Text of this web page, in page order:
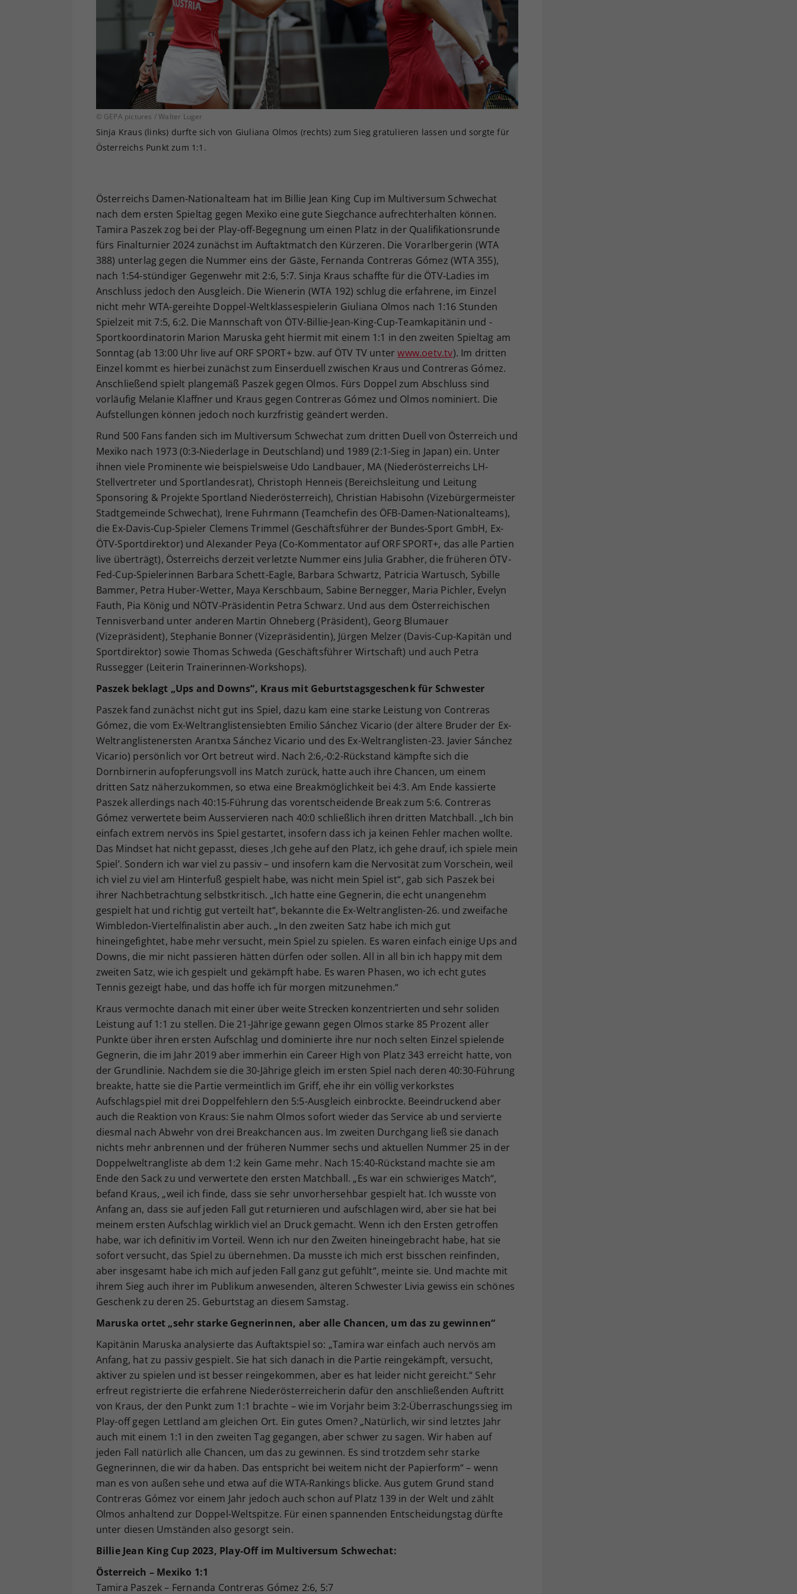
© GEPA pictures / Walter Luger
Sinja Kraus (links) durfte sich von Giuliana Olmos (rechts) zum Sieg gratulieren lassen und sorgte für
Österreichs Punkt zum 1:1.
Österreichs Damen-Nationalteam hat im Billie Jean King Cup im Multiversum Schwechat
nach dem ersten Spieltag gegen Mexiko eine gute Siegchance aufrechterhalten können.
Tamira Paszek zog bei der Play-off-Begegnung um einen Platz in der Qualifikationsrunde
fürs Finalturnier 2024 zunächst im Auftaktmatch den Kürzeren. Die Vorarlbergerin (WTA
388) unterlag gegen die Nummer eins der Gäste, Fernanda Contreras Gómez (WTA 355),
nach 1:54-stündiger Gegenwehr mit 2:6, 5:7. Sinja Kraus schaffte für die ÖTV-Ladies im
Anschluss jedoch den Ausgleich. Die Wienerin (WTA 192) schlug die erfahrene, im Einzel
nicht mehr WTA-gereihte Doppel-Weltklassespielerin Giuliana Olmos nach 1:16 Stunden
Spielzeit mit 7:5, 6:2. Die Mannschaft von ÖTV-Billie-Jean-King-Cup-Teamkapitänin und -
Sportkoordinatorin Marion Maruska geht hiermit mit einem 1:1 in den zweiten Spieltag am
Sonntag (ab 13:00 Uhr live auf ORF SPORT+ bzw. auf ÖTV TV unterwww.oetv.tv). Im dritten
Einzel kommt es hierbei zunächst zum Einserduell zwischen Kraus und Contreras Gómez.
Anschließend spielt plangemäß Paszek gegen Olmos. Fürs Doppel zum Abschluss sind
vorläufig Melanie Klaffner und Kraus gegen Contreras Gómez und Olmos nominiert. Die
Aufstellungen können jedoch noch kurzfristig geändert werden.
Rund 500 Fans fanden sich im Multiversum Schwechat zum dritten Duell von Österreich und
Mexiko nach 1973 (0:3-Niederlage in Deutschland) und 1989 (2:1-Sieg in Japan) ein. Unter
ihnen viele Prominente wie beispielsweise Udo Landbauer, MA (Niederösterreichs LH-
Stellvertreter und Sportlandesrat), Christoph Henneis (Bereichsleitung und Leitung
Sponsoring & Projekte Sportland Niederösterreich), Christian Habisohn (Vizebürgermeister
Stadtgemeinde Schwechat), Irene Fuhrmann (Teamchefin des ÖFB-Damen-Nationalteams),
die Ex-Davis-Cup-Spieler Clemens Trimmel (Geschäftsführer der Bundes-Sport GmbH, Ex-
ÖTV-Sportdirektor) und Alexander Peya (Co-Kommentator auf ORF SPORT+, das alle Partien
live überträgt), Österreichs derzeit verletzte Nummer eins Julia Grabher, die früheren ÖTV-
Fed-Cup-Spielerinnen Barbara Schett-Eagle, Barbara Schwartz, Patricia Wartusch, Sybille
Bammer, Petra Huber-Wetter, Maya Kerschbaum, Sabine Bernegger, Maria Pichler, Evelyn
Fauth, Pia König und NÖTV-Präsidentin Petra Schwarz. Und aus dem Österreichischen
Tennisverband unter anderen Martin Ohneberg (Präsident), Georg Blumauer
(Vizepräsident), Stephanie Bonner (Vizepräsidentin), Jürgen Melzer (Davis-Cup-Kapitän und
Sportdirektor) sowie Thomas Schweda (Geschäftsführer Wirtschaft) und auch Petra
Russegger (Leiterin Trainerinnen-Workshops).
Paszek beklagt „Ups and Downs“, Kraus mit Geburtstagsgeschenk für Schwester
Paszek fand zunächst nicht gut ins Spiel, dazu kam eine starke Leistung von Contreras
Gómez, die vom Ex-Weltranglistensiebten Emilio Sánchez Vicario (der ältere Bruder der Ex-
Weltranglistenersten Arantxa Sánchez Vicario und des Ex-Weltranglisten-23. Javier Sánchez
Vicario) persönlich vor Ort betreut wird. Nach 2:6,-0:2-Rückstand kämpfte sich die
Dornbirnerin aufopferungsvoll ins Match zurück, hatte auch ihre Chancen, um einem
dritten Satz näherzukommen, so etwa eine Breakmöglichkeit bei 4:3. Am Ende kassierte
Paszek allerdings nach 40:15-Führung das vorentscheidende Break zum 5:6. Contreras
Gómez verwertete beim Ausservieren nach 40:0 schließlich ihren dritten Matchball. „Ich bin
einfach extrem nervös ins Spiel gestartet, insofern dass ich ja keinen Fehler machen wollte.
Das Mindset hat nicht gepasst, dieses ‚Ich gehe auf den Platz, ich gehe drauf, ich spiele mein
Spiel’. Sondern ich war viel zu passiv – und insofern kam die Nervosität zum Vorschein, weil
ich viel zu viel am Hinterfuß gespielt habe, was nicht mein Spiel ist“, gab sich Paszek bei
ihrer Nachbetrachtung selbstkritisch. „Ich hatte eine Gegnerin, die echt unangenehm
gespielt hat und richtig gut verteilt hat“, bekannte die Ex-Weltranglisten-26. und zweifache
Wimbledon-Viertelfinalistin aber auch. „In den zweiten Satz habe ich mich gut
hineingefightet, habe mehr versucht, mein Spiel zu spielen. Es waren einfach einige Ups and
Downs, die mir nicht passieren hätten dürfen oder sollen. All in all bin ich happy mit dem
zweiten Satz, wie ich gespielt und gekämpft habe. Es waren Phasen, wo ich echt gutes
Tennis gezeigt habe, und das hoffe ich für morgen mitzunehmen.“
Kraus vermochte danach mit einer über weite Strecken konzentrierten und sehr soliden
Leistung auf 1:1 zu stellen. Die 21-Jährige gewann gegen Olmos starke 85 Prozent aller
Punkte über ihren ersten Aufschlag und dominierte ihre nur noch selten Einzel spielende
Gegnerin, die im Jahr 2019 aber immerhin ein Career High von Platz 343 erreicht hatte, von
der Grundlinie. Nachdem sie die 30-Jährige gleich im ersten Spiel nach deren 40:30-Führung
breakte, hatte sie die Partie vermeintlich im Griff, ehe ihr ein völlig verkorkstes
Aufschlagspiel mit drei Doppelfehlern den 5:5-Ausgleich einbrockte. Beeindruckend aber
auch die Reaktion von Kraus: Sie nahm Olmos sofort wieder das Service ab und servierte
diesmal nach Abwehr von drei Breakchancen aus. Im zweiten Durchgang ließ sie danach
nichts mehr anbrennen und der früheren Nummer sechs und aktuellen Nummer 25 in der
Doppelweltrangliste ab dem 1:2 kein Game mehr. Nach 15:40-Rückstand machte sie am
Ende den Sack zu und verwertete den ersten Matchball. „Es war ein schwieriges Match“,
befand Kraus, „weil ich finde, dass sie sehr unvorhersehbar gespielt hat. Ich wusste von
Anfang an, dass sie auf jeden Fall gut returnieren und aufschlagen wird, aber sie hat bei
meinem ersten Aufschlag wirklich viel an Druck gemacht. Wenn ich den Ersten getroffen
habe, war ich definitiv im Vorteil. Wenn ich nur den Zweiten hineingebracht habe, hat sie
sofort versucht, das Spiel zu übernehmen. Da musste ich mich erst bisschen reinfinden,
aber insgesamt habe ich mich auf jeden Fall ganz gut gefühlt“, meinte sie. Und machte mit
ihrem Sieg auch ihrer im Publikum anwesenden, älteren Schwester Livia gewiss ein schönes
Geschenk zu deren 25. Geburtstag an diesem Samstag.
Maruska ortet „sehr starke Gegnerinnen, aber alle Chancen, um das zu gewinnen“
Kapitänin Maruska analysierte das Auftaktspiel so: „Tamira war einfach auch nervös am
Anfang, hat zu passiv gespielt. Sie hat sich danach in die Partie reingekämpft, versucht,
aktiver zu spielen und ist besser reingekommen, aber es hat leider nicht gereicht.“ Sehr
erfreut registrierte die erfahrene Niederösterreicherin dafür den anschließenden Auftritt
von Kraus, der den Punkt zum 1:1 brachte – wie im Vorjahr beim 3:2-Überraschungssieg im
Play-off gegen Lettland am gleichen Ort. Ein gutes Omen? „Natürlich, wir sind letztes Jahr
auch mit einem 1:1 in den zweiten Tag gegangen, aber schwer zu sagen. Wir haben auf
jeden Fall natürlich alle Chancen, um das zu gewinnen. Es sind trotzdem sehr starke
Gegnerinnen, die wir da haben. Das entspricht bei weitem nicht der Papierform“ – wenn
man es von außen sehe und etwa auf die WTA-Rankings blicke. Aus gutem Grund stand
Contreras Gómez vor einem Jahr jedoch auch schon auf Platz 139 in der Welt und zählt
Olmos anhaltend zur Doppel-Weltspitze. Für einen spannenden Entscheidungstag dürfte
unter diesen Umständen also gesorgt sein.
Billie Jean King Cup 2023, Play-Off im Multiversum Schwechat:
Österreich – Mexiko 1:1
Tamira Paszek – Fernanda Contreras Gómez 2:6, 5:7
Ihrer vorgenommen Einstellungen, falls der
Webseiten-Betreiber dies eingestellt hat.